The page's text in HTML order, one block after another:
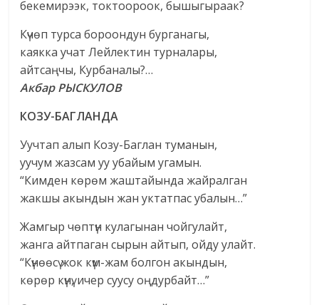
бекемирээк, токтоороок, бышыгыраак?
Күчөп турса бороондун бурганагы,
каякка учат Лейлектин турналары,
айтсаңчы, Курбаналы?…
Акбар РЫСКУЛОВ
КОЗУ-БАГЛАНДА
Уучтап алып Козу-Баглан туманын,
уучум жазсам уу убайым угамын.
“Кимден көрөм жаштайында жайралган
жакшы акындын жан уктатпас убалын…”
Жамгыр чөптүн кулагынан чойгулайт,
жанга айтпаган сырын айтып, ойду улайт.
“Күнөөсү жок күм-жам болгон акындын,
көрөр күнү, ичер суусу оңдурбайт…”